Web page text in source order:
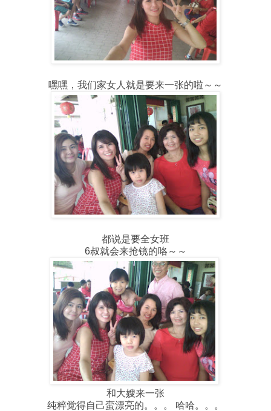
嘿嘿，我们家女人就是要来一张的啦～～
都说是要全女班
6叔就会来抢镜的咯～～
和大嫂来一张
纯粹觉得自己蛮漂亮的。。。 哈哈。。。